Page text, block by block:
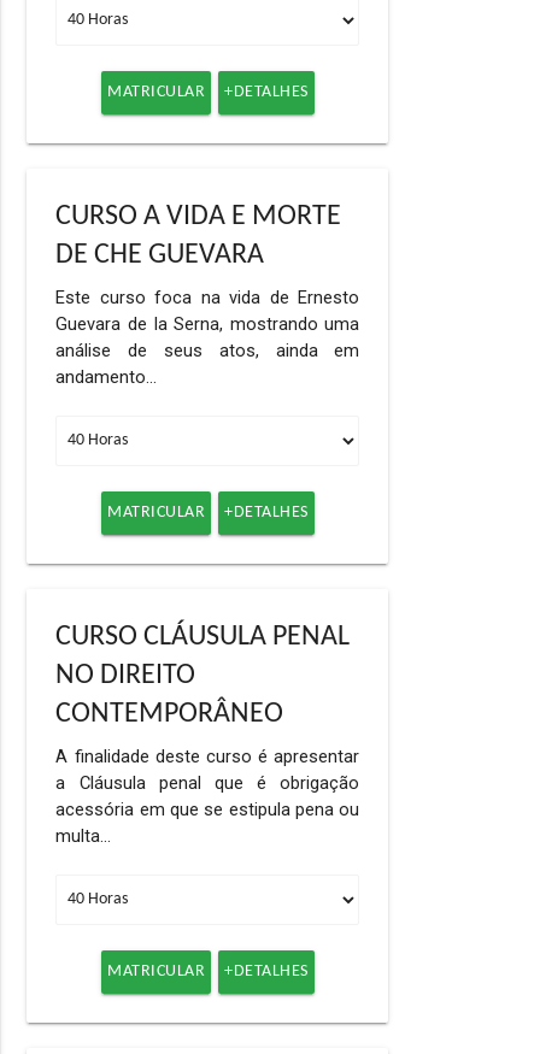
MATRICULAR +DETALHES
CURSO A VIDA E MORTE
DE CHE GUEVARA
Este curso foca na vida de Ernesto
Guevara de la Serna, mostrando uma
análise de seus atos, ainda em
andamento…
MATRICULAR +DETALHES
CURSO CLÁUSULA PENAL
NO DIREITO
CONTEMPORÂNEO
A finalidade deste curso é apresentar
a Cláusula penal que é obrigação
acessória em que se estipula pena ou
multa…
MATRICULAR +DETALHES